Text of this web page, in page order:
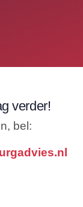
verder!
bel: